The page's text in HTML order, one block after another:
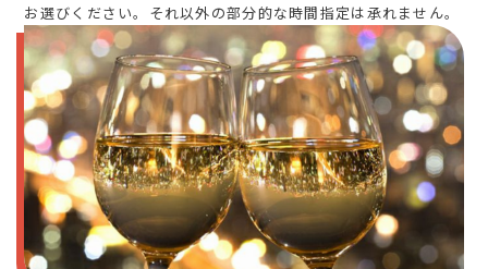
お選びください。それ以外の部分的な時間指定は承れません。